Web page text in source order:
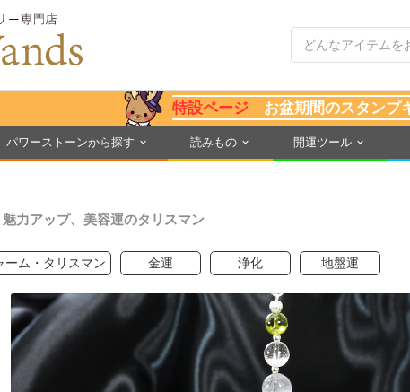
特設ページ お盆期間のスタンプ
パワーストーンから探す 読みもの 開運ツール
魅力アップ、美容運のタリスマン
ーム・タリスマン 金運 浄化 地盤運